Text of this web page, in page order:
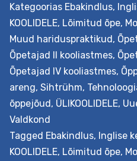
kogunetakse taas, et
Väljundid Koolitus
sellega toimetulekut
Continue reading
keeles)
Kategoorias Ebakindlus,
KOOLIDELE, Lõimitud õpe,
Muud hariduspraktikud,
Õpetajad II kooliastmes,
Õpetajad IV kooliastmes,
areng, Sihtrühm,
õppejõud, ÜLIKOOLIDELE,
Valdkond
Tagged Ebakindlus, Inglise
KOOLIDELE, Lõimitud õpe,